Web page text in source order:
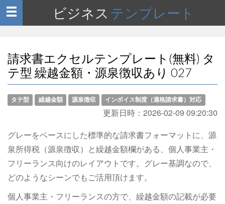
Toggle
navigation
ビジネス テンプレート
請求書エクセルテンプレート(無料) タ
テ型 繰越金額・源泉徴収あり 027
タテ型 繰越金額 源泉徴収 インボイス制度（適格請求書）対応
更新日時： 2026-02-09 09:20:30
グレーをベースにした標準的な請求書フォーマットに、源
泉所得税（源泉徴収）と繰越金額欄がある、個人事業主・
フリーランス向けのレイアウトです。グレー基調なので、
どのようなシーンでもご活用頂けます。
個人事業主・フリーランスの方で、繰越金額の記載が必要